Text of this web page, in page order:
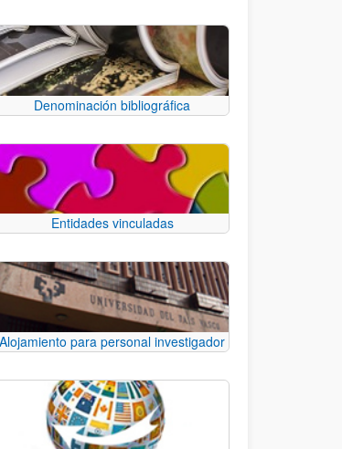
Denominación bibliográfica
Entidades vinculadas
Alojamiento para personal investigador